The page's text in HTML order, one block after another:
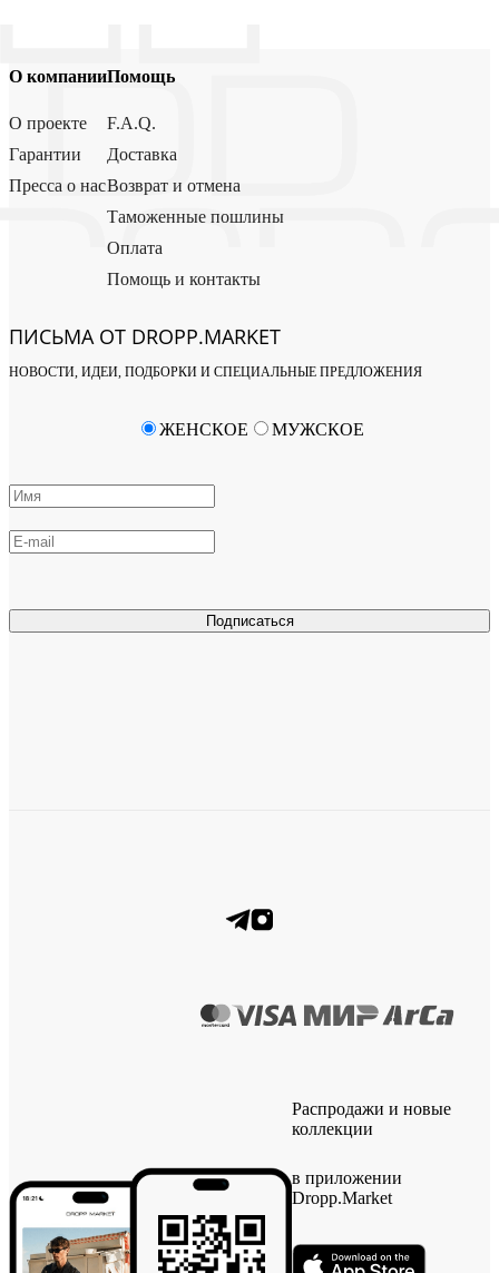
О компании
О проекте
Гарантии
Пресса о нас
Помощь
F.A.Q.
Доставка
Возврат и отмена
Таможенные пошлины
Оплата
Помощь и контакты
ПИСЬМА ОТ DROPP.MARKET
НОВОСТИ, ИДЕИ, ПОДБОРКИ И СПЕЦИАЛЬНЫЕ ПРЕДЛОЖЕНИЯ
Подписаться
ЖЕНСКОЕ МУЖСКОЕ
Распродажи и новые
коллекции
в приложении
Dropp.Market